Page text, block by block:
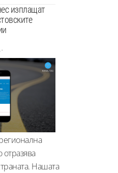
изплащат
-
отразява
Нашата